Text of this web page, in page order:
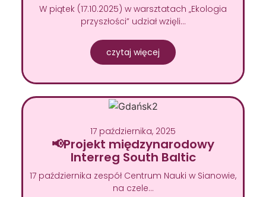
W piątek (17.10.2025) w warsztatach „Ekologia
przyszłości” udział wzięli…
czytaj więcej
17 października, 2025
📢Projekt międzynarodowy
Interreg South Baltic
17 października zespół Centrum Nauki w Sianowie,
na czele…